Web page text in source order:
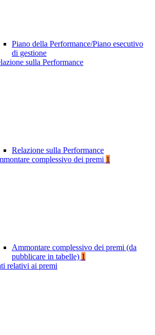
Piano della Performance/Piano esecutivo
di gestione
sulla Performance
Relazione sulla Performance
complessivo dei premi 1
Ammontare complessivo dei premi (da
pubblicare in tabelle) 1
relativi ai premi